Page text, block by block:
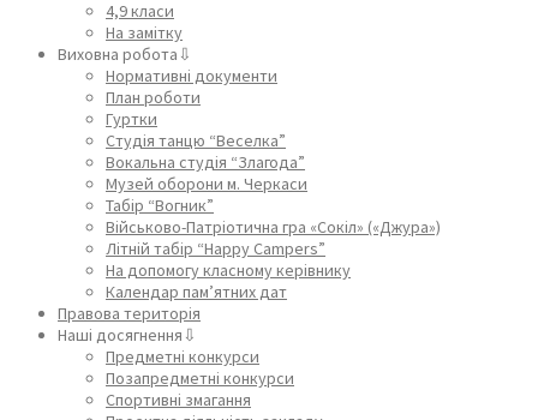
4,9 класи
На замітку
Виховна робота⇩
Нормативні документи
План роботи
Гуртки
Студія танцю “Веселка”
Вокальна студія “Злагода”
Музей оборони м. Черкаси
Табір “Вогник”
Військово-Патріотична гра «Сокіл» («Джура»)
Літній табір “Happy Campers”
На допомогу класному керівнику
Календар пам’ятних дат
Правова територія
Наші досягнення⇩
Предметні конкурси
Позапредметні конкурси
Спортивні змагання